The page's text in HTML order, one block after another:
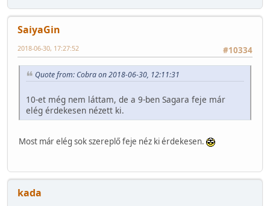
SaiyaGin
#10334
2018-06-30, 17:27:52
Quote from: Cobra on 2018-06-30, 12:11:31
10-et még nem láttam, de a 9-ben Sagara feje már
elég érdekesen nézett ki.
Most már elég sok szereplő feje néz ki érdekesen.
kada